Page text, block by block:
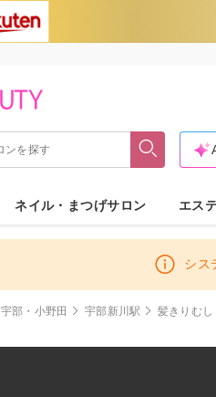
ネイル・まつげサロン エス
シス
宇部・小野田 宇部新川駅 髪きりむし